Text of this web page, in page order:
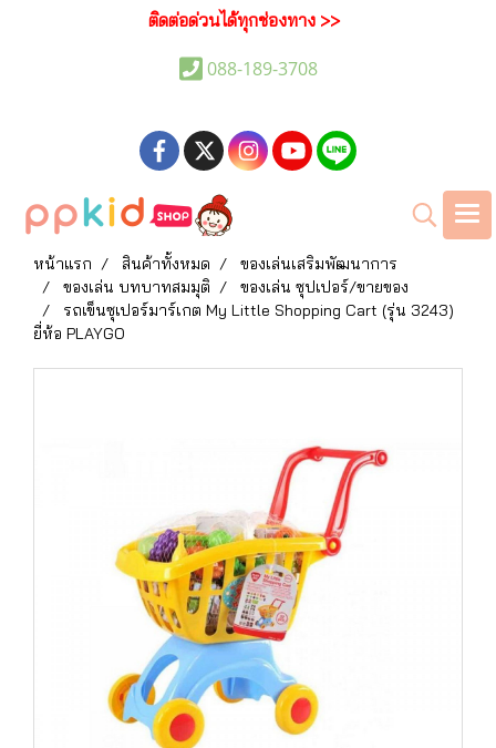
ติดต่อด่วนได้ทุกช่องทาง >>
088-189-3708
หน้าแรก สินค้าทั้งหมด
ของเล่นเสริมพัฒนาการ
ของเล่น บทบาทสมมุติ
ของเล่น ซุปเปอร์/ขายของ
รถเข็นซุเปอร์มาร์เกต My Little Shopping Cart (รุ่น 3243)
ยี่ห้อ PLAYGO